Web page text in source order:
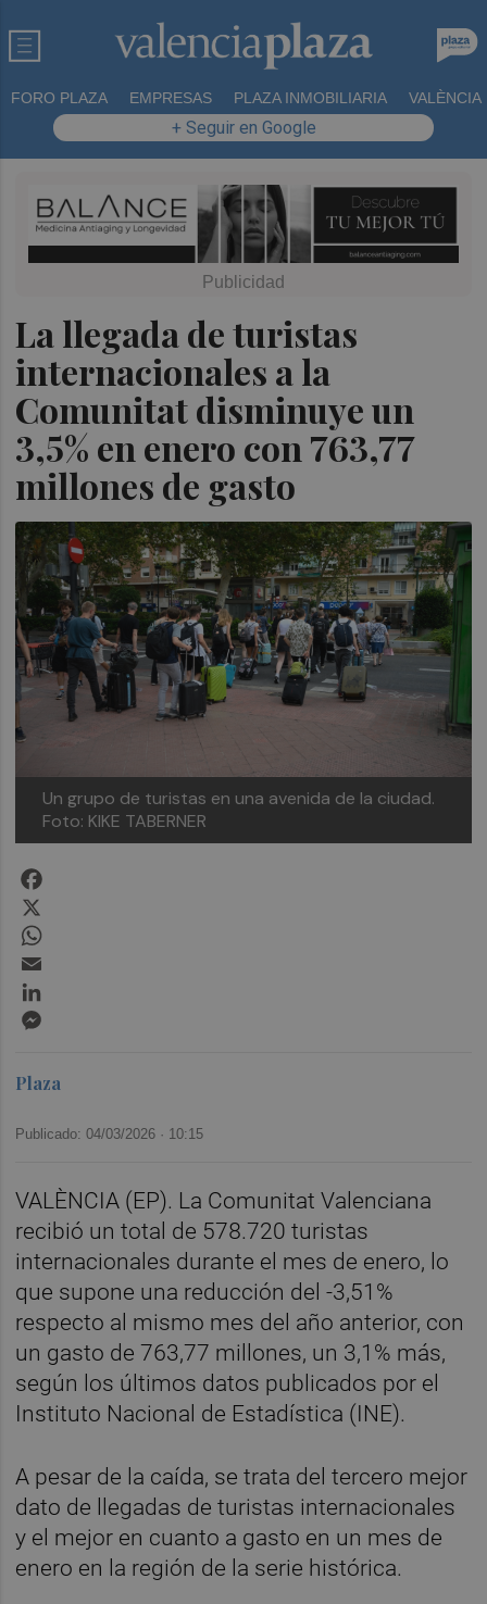
FORO PLAZA EMPRESAS PLAZA INMOBILIARIA VALÈNCIA
+ Seguir en Google
La llegada de turistas
internacionales a la
Comunitat disminuye un
3,5% en enero con 763,77
millones de gasto
Un grupo de turistas en una avenida de la ciudad.
Foto: KIKE TABERNER
Plaza
Publicado: 04/03/2026 · 10:15
VALÈNCIA (EP). La Comunitat Valenciana
recibió un total de 578.720 turistas
internacionales durante el mes de enero, lo
que supone una reducción del -3,51%
respecto al mismo mes del año anterior, con
un gasto de 763,77 millones, un 3,1% más,
según los últimos datos publicados por el
Instituto Nacional de Estadística (INE).
A pesar de la caída, se trata del tercero mejor
dato de llegadas de turistas internacionales
y el mejor en cuanto a gasto en un mes de
enero en la región de la serie histórica.